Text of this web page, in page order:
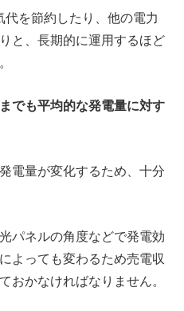
を節約したり、他の電力
と、長期的に運用するほど
でも平均的な発電量に対す
電量が変化するため、十分
パネルの角度などで発電効
よっても変わるため売電収
おかなければなりません。